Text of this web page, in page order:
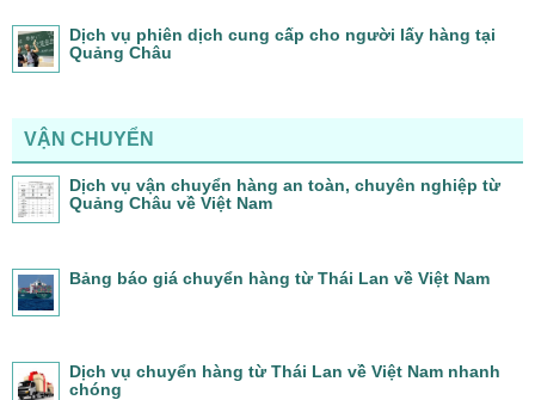
Dịch vụ phiên dịch cung cấp cho người lấy hàng tại
Quảng Châu
VẬN CHUYỂN
Dịch vụ vận chuyển hàng an toàn, chuyên nghiệp từ
Quảng Châu về Việt Nam
Bảng báo giá chuyển hàng từ Thái Lan về Việt Nam
Dịch vụ chuyển hàng từ Thái Lan về Việt Nam nhanh
chóng